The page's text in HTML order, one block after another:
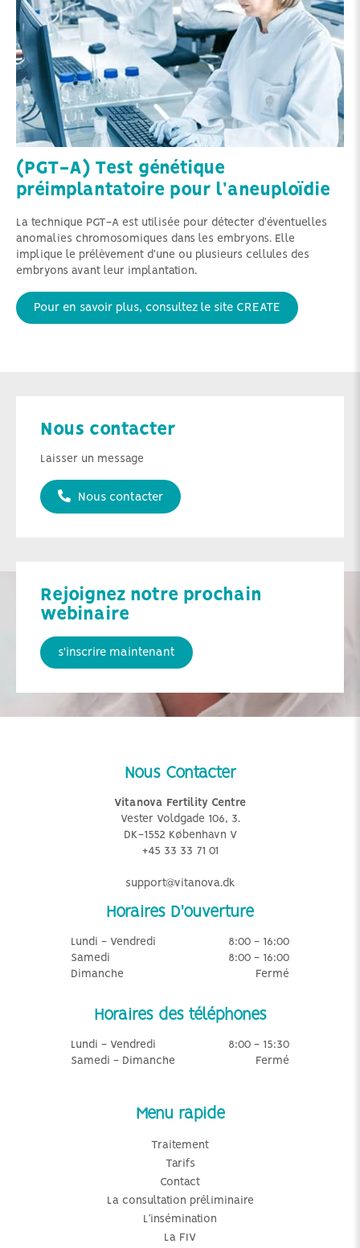
(PGT-A) Test génétique
préimplantatoire pour l'aneuploïdie
La technique PGT-A est utilisée pour détecter d'éventuelles
anomalies chromosomiques dans les embryons. Elle
implique le prélèvement d'une ou plusieurs cellules des
embryons avant leur implantation.
Pour en savoir plus, consultez le site CREATE
Nous contacter
Laisser un message
Nous contacter
Rejoignez notre prochain
webinaire
s'inscrire maintenant
Nous Contacter
Vitanova Fertility Centre
Vester Voldgade 106, 3.
DK-1552 København V
+45 33 33 71 01
support@vitanova.dk
Horaires D'ouverture
Lundi - Vendredi
8:00 - 16:00
Samedi
8:00 - 16:00
Dimanche
Fermé
Horaires des téléphones
Lundi - Vendredi
8:00 - 15:30
Samedi - Dimanche
Fermé
Menu rapide
Traitement
Tarifs
Contact
La consultation préliminaire
L’insémination
La FIV